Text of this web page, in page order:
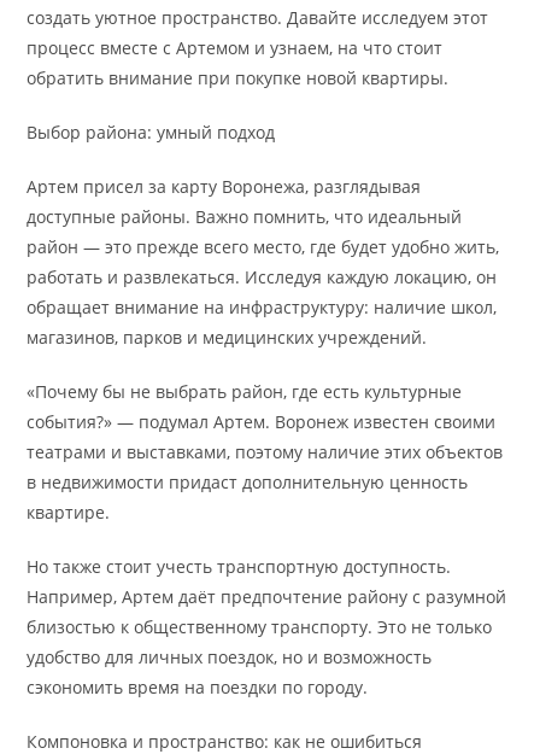
создать уютное пространство. Давайте исследуем этот
процесс вместе с Артемом и узнаем, на что стоит
обратить внимание при покупке новой квартиры.
Выбор района: умный подход
Артем присел за карту Воронежа, разглядывая
доступные районы. Важно помнить, что идеальный
район — это прежде всего место, где будет удобно жить,
работать и развлекаться. Исследуя каждую локацию, он
обращает внимание на инфраструктуру: наличие школ,
магазинов, парков и медицинских учреждений.
«Почему бы не выбрать район, где есть культурные
события?» — подумал Артем. Воронеж известен своими
театрами и выставками, поэтому наличие этих объектов
в недвижимости придаст дополнительную ценность
квартире.
Но также стоит учесть транспортную доступность.
Например, Артем даёт предпочтение району с разумной
близостью к общественному транспорту. Это не только
удобство для личных поездок, но и возможность
сэкономить время на поездки по городу.
Компоновка и пространство: как не ошибиться